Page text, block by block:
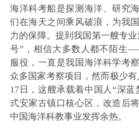
海洋科考船是探测海洋、研究
们在海天之间乘风破浪，为我
力的保障。提到我国第一艘专
号”，相信大多数人都不陌生
服役，一直是我国海洋科学考
众多国家考察项目，然而极少有
17日，这艘承载着中国人“深蓝
式安家古镇口核心区，改造后
中国海洋科教事业发挥余热。